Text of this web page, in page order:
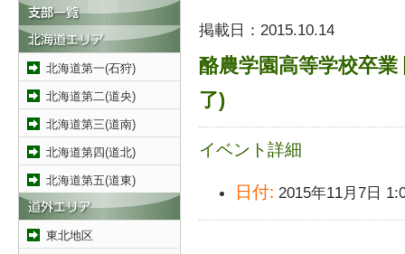
北海道第一(石狩)
北海道第二(道央)
北海道第三(道南)
北海道第四(道北)
北海道第五(道東)
東北地区
掲載日： 2015.10.14
酪農学園高等学校卒
了)
イベント詳細
日付: 2015年11月7日